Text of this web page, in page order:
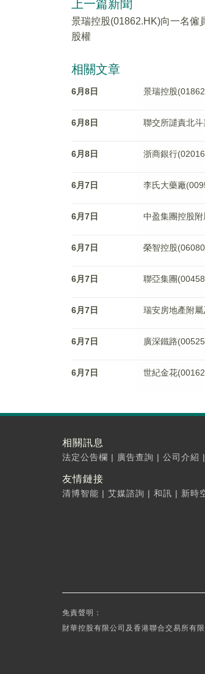
上一篇新聞
景瑞控股(01862.HK)向一名僱
股權
相關文章
6月8日 景瑞控股
6月8日 聯交所譴責北
6月8日 浙商銀行
6月7日 李氏大藥廠
6月7日 中盈集團控股
6月7日 榮智控股
6月7日 聯亞集團
6月7日 瑞安房地產附
6月7日 廣深鐵路
6月7日 世紀金花
相關訊息
法定公告欄 | 廣告查詢 | 公司介紹 |
友情鏈接
清博智能 | 艾媒諮詢 | 和訊 | 新時
免責聲明：
財華控股有限公司及香港聯合交易所有